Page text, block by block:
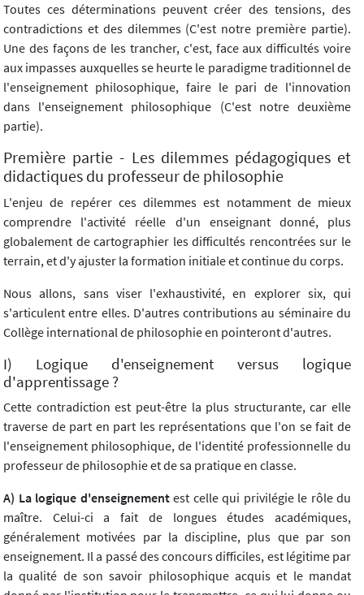
Toutes ces déterminations peuvent créer des tensions, des
contradictions et des dilemmes (C'est notre première partie).
Une des façons de les trancher, c'est, face aux difficultés voire
aux impasses auxquelles se heurte le paradigme traditionnel de
l'enseignement philosophique, faire le pari de l'innovation
dans l'enseignement philosophique (C'est notre deuxième
partie).
Première partie - Les dilemmes pédagogiques et
didactiques du professeur de philosophie
L'enjeu de repérer ces dilemmes est notamment de mieux
comprendre l'activité réelle d'un enseignant donné, plus
globalement de cartographier les difficultés rencontrées sur le
terrain, et d'y ajuster la formation initiale et continue du corps.
Nous allons, sans viser l'exhaustivité, en explorer six, qui
s'articulent entre elles. D'autres contributions au séminaire du
Collège international de philosophie en pointeront d'autres.
I) Logique d'enseignement versus logique
d'apprentissage ?
Cette contradiction est peut-être la plus structurante, car elle
traverse de part en part les représentations que l'on se fait de
l'enseignement philosophique, de l'identité professionnelle du
professeur de philosophie et de sa pratique en classe.
A) La logique d'enseignement est celle qui privilégie le rôle du
maître. Celui-ci a fait de longues études académiques,
généralement motivées par la discipline, plus que par son
enseignement. Il a passé des concours difficiles, est légitime par
la qualité de son savoir philosophique acquis et le mandat